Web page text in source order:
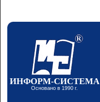
ИНФОРМ-СИСТЕМА
Основано в 1990 г.